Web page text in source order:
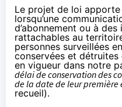
Le projet de loi apporte
lorsqu’une
d’abonnement ou à
rattachables au
personnes surveillées
conservées et
en vigueur dans notre
délai de conservation des
de la date de leur
recueil).